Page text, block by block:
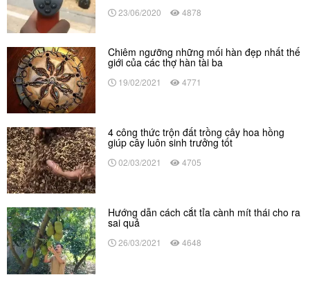
23/06/2020 4878
Chiêm ngưỡng những mối hàn đẹp nhất thế
giới của các thợ hàn tài ba
19/02/2021 4771
4 công thức trộn đất trồng cây hoa hồng
giúp cây luôn sinh trưởng tốt
02/03/2021 4705
Hướng dẫn cách cắt tỉa cành mít thái cho ra
sai quả
26/03/2021 4648